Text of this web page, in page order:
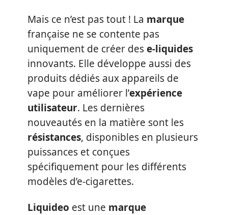
Mais ce n’est pas tout ! La marque
française ne se contente pas
uniquement de créer dese-liquides
innovants. Elle développe aussi des
produits dédiés aux appareils de
vape pour améliorer l’expérience
utilisateur. Les dernières
nouveautés en la matière sont les
résistances, disponibles en plusieurs
puissances et conçues
spécifiquement pour les différents
modèles d’e-cigarettes.
Liquideo est une marque